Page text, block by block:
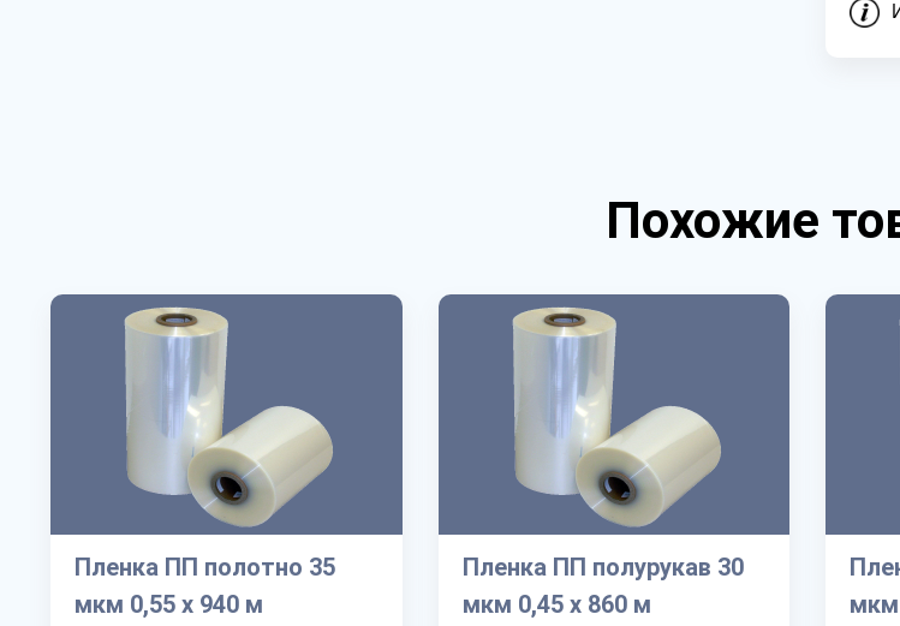
Похожие
Пленка ПП полотно 35
мкм 0,55 х 940 м
Пленка ПП полурукав 30
мкм 0,45 х 860 м
мкм